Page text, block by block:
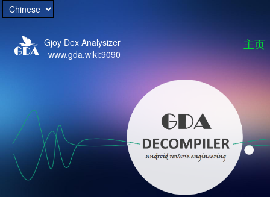
Gjoy Dex Analysizer
www.gda.wiki:9090
主页